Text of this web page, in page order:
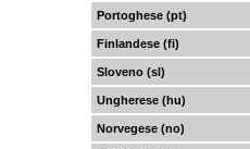
Portoghese (pt)
Finlandese (fi)
Sloveno (sl)
Ungherese (hu)
Norvegese (no)